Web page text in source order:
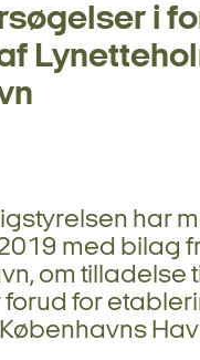
i
har
med bilag
om tilladelse
for